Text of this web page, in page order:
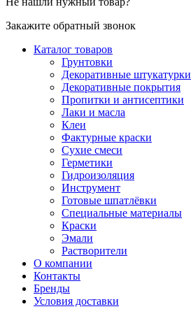
Закажите обратный звонок
Каталог товаров
Грунтовки
Декоративные штукатурки
Декоративные покрытия
Пропитки и антисептики
Лаки и масла
Клеи
Фактурные краски
Сухие смеси
Герметики
Гидроизоляция
Инструмент
Готовые шпатлёвки
Специальные материалы
Краски
Эмали
Растворители
О компании
Контакты
Бренды
Условия доставки